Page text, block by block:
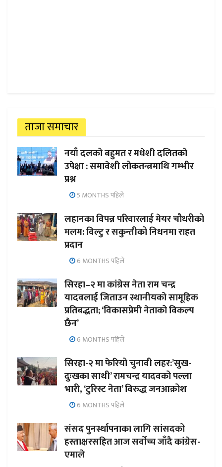
ताजा समाचार
नयाँ दलको बहुमत र मधेशी दलितको
उपेक्षा : समावेशी लोकतन्त्रमाथि गम्भीर
प्रश्न
5 MONTHS पहिले
लहानका विपन्न परिवारलाई मेयर चौधरीको
मलम: विल्टु र सकुन्तीको निधनमा राहत
प्रदान
6 MONTHS पहिले
सिरहा–२ मा कांग्रेस नेता राम चन्द्र
यादवलाई जिताउन स्थानीयको सामूहिक
प्रतिबद्धता; ‘विकासप्रेमी नेताको विकल्प
छैन’
6 MONTHS पहिले
सिरहा-२ मा फेरियो चुनावी लहर:’सुख-
दुःखका साथी’ रामचन्द्र यादवको पल्ला
भारी, ‘टुरिस्ट नेता’ विरुद्ध जनआक्रोश
6 MONTHS पहिले
संसद पुनर्स्थापनाका लागि सांसदको
हस्ताक्षरसहित आज सर्वोच्च जाँदै कांग्रेस-
एमाले